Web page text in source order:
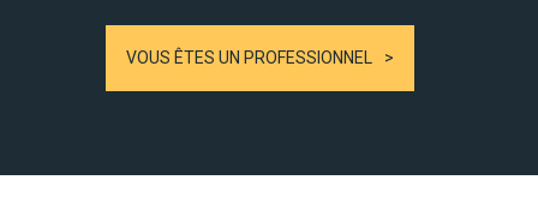
VOUS ÊTES UN PROFESSIONNEL